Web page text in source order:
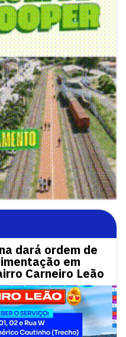
dará ordem de
em
Carneiro Leão